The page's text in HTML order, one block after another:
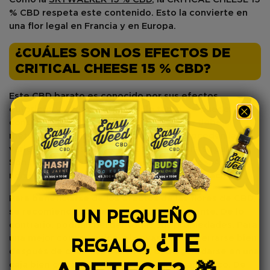
% CBD respeta este contenido. Esto la convierte en
una flor legal en Francia y en Europa.
¿CUÁLES SON LOS EFECTOS DE
CRITICAL CHEESE 15 % CBD?
Este CBD barato es conocido por sus efectos
eufóricos
estimulantes. Por lo tanto, se puede
consumir durante el día. Esta cualidad se debe al
método decultivo ecológico
del que proceden las
variedades.No se utilizanpesticidaspara su cultivo.
Son flores de cáñamo totalmentenaturales
. Además,
no se añaden conservantes para su conservación.
Para beneficiarse de los efectos de las flores de CBD,
se recomienda
conservarlasadecuadamente. De lo
contrario, podrían perder todas sus propiedades. Para
una mejor conservación, el envase debe cerrarse bien
después de cada uso. Además, debe guardarse en una
caja bien cerrada y colocarse en unlugar fresco
UN PEQUEÑO
REGALO, ¿TE